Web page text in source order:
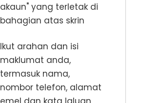
akaun" yang terletak di
bahagian atas skrin
Ikut arahan dan isi
maklumat anda,
termasuk nama,
nombor telefon, alamat